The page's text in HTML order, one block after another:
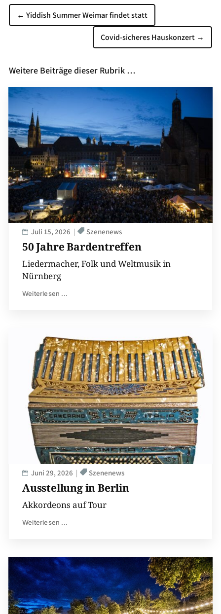
← Yiddish Summer Weimar findet statt
Covid-sicheres Hauskonzert →
Weitere Beiträge dieser Rubrik …
50 Jahre Bardentreffen
Juli 15, 2026 Szenenews
Liedermacher, Folk und Weltmusik in
Nürnberg
Weiterlesen ...
Ausstellung in Berlin
Juni 29, 2026 Szenenews
Akkordeons auf Tour
Weiterlesen ...